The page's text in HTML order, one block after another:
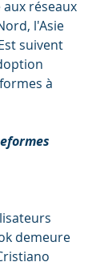
réseaux
l'Asie
suivent
à
demeure